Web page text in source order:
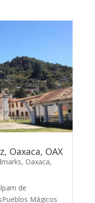
Oaxaca, OAX
, Oaxaca,
de
Mágicos